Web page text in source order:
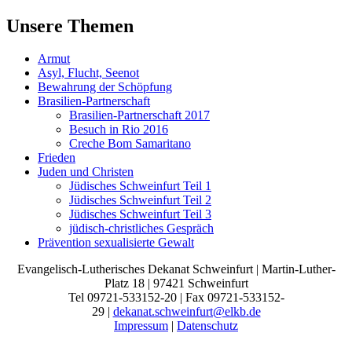
Unsere Themen
Armut
Asyl, Flucht, Seenot
Bewahrung der Schöpfung
Brasilien-Partnerschaft
Brasilien-Partnerschaft 2017
Besuch in Rio 2016
Creche Bom Samaritano
Frieden
Juden und Christen
Jüdisches Schweinfurt Teil 1
Jüdisches Schweinfurt Teil 2
Jüdisches Schweinfurt Teil 3
jüdisch-christliches Gespräch
Prävention sexualisierte Gewalt
Evangelisch-Lutherisches Dekanat Schweinfurt | Martin-Luther-
Platz 18 | 97421 Schweinfurt
Tel 09721-533152-20 | Fax 09721-533152-
29 | dekanat.schweinfurt@elkb.de
Impressum | Datenschutz